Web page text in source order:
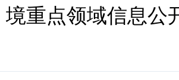
境重点领域信息公